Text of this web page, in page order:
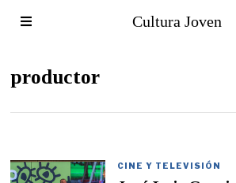
Cultura Joven
productor
CINE Y TELEVISIÓN